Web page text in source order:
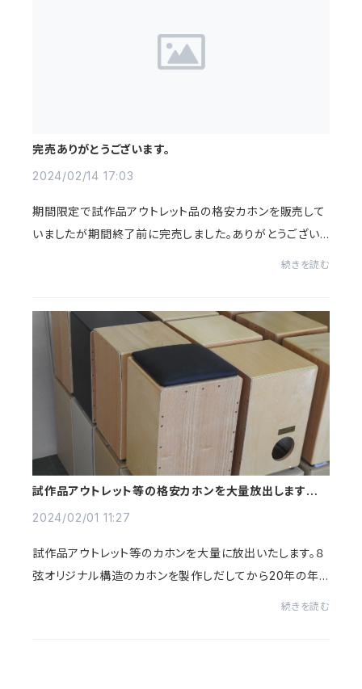
完売ありがとうございます。
2024/02/14 17:03
期間限定で試作品アウトレット品の格安カホンを販売して
いましたが期間終了前に完売しました。ありがとうござい
続きを読む
試作品アウトレット等の格安カホンを大量放出します！期
2024/02/01 11:27
試作品アウトレット等のカホンを大量に放出いたします。８
弦オリジナル構造のカホンを製作しだしてから20年の年
続きを読む